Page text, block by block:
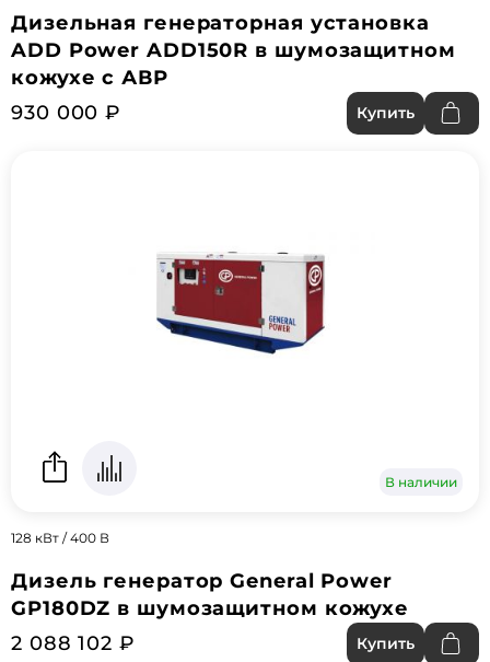
Дизельная генераторная установка
ADD Power ADD150R в шумозащитном
кожухе с АВР
930 000 ₽
Купить
В наличии
128 кВт / 400 В
Дизель генератор General Power
GP180DZ в шумозащитном кожухе
2 088 102 ₽
Купить